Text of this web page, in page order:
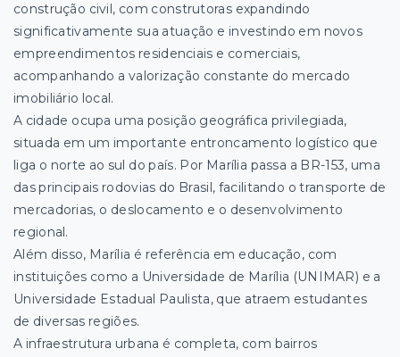
construção civil, com construtoras expandindo
significativamente sua atuação e investindo em novos
empreendimentos residenciais e comerciais,
acompanhando a valorização constante do mercado
imobiliário local.
A cidade ocupa uma posição geográfica privilegiada,
situada em um importante entroncamento logístico que
liga o norte ao sul do país. Por Marília passa a BR-153, uma
das principais rodovias do Brasil, facilitando o transporte de
mercadorias, o deslocamento e o desenvolvimento
regional.
Além disso, Marília é referência em educação, com
instituições como a Universidade de Marília (UNIMAR) e a
Universidade Estadual Paulista, que atraem estudantes
de diversas regiões.
A infraestrutura urbana é completa, com bairros